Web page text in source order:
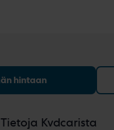
hintaan
Tietoja Kvdcarista